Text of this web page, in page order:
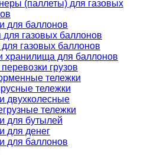
(паллеты) для газовых
для баллонов
газовых баллонов
газовых баллонов
хранилища для баллонов
грузов
тележки
тележки
двухколесные
тележки
для бутылей
для денег
для баллонов